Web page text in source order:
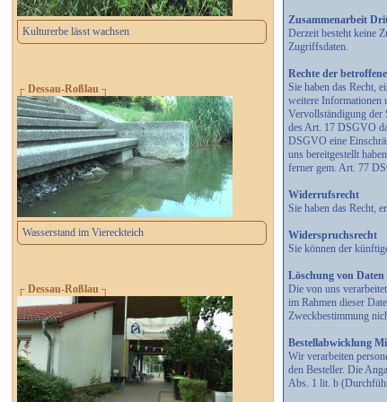
Kulturerbe lässt wachsen
┌ Dessau-Roßlau ┐
Wasserstand im Viereckteich
┌ Dessau-Roßlau ┐
Zusammenarbeit
Derzeit besteht keine
Zugriffsdaten.
Rechte der
Sie haben das Recht,
weitere Informationen
Vervollständigung der
des Art. 17 DSGVO
DSGVO eine
uns bereitgestellt
ferner gem. Art. 77
Widerrufsrecht
Sie haben das Recht,
Widerspruchsrecht
Sie können der
Löschung von Daten
Die von uns
im Rahmen dieser
Zweckbestimmung
Bestellabwicklung
Wir verarbeiten
den Besteller. Die
Abs. 1 lit. b